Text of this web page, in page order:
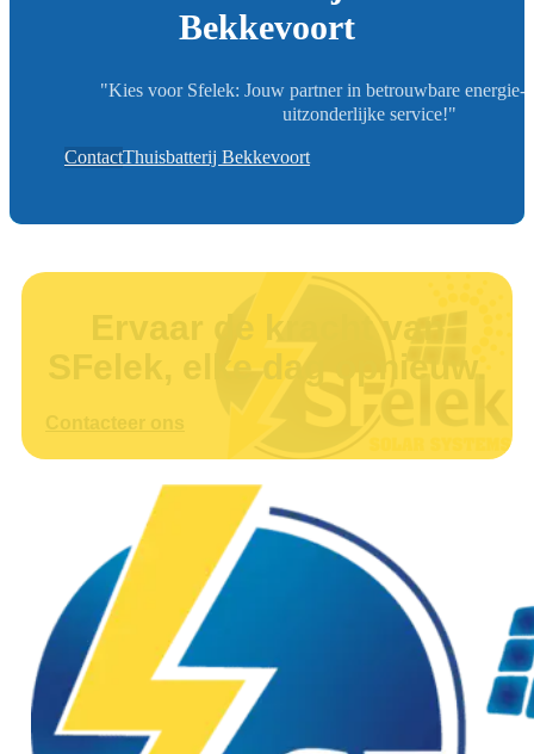
Bekkevoort
"Kies voor Sfelek: Jouw partner in betrouwbare energie-
uitzonderlijke service!"
ContactThuisbatterij Bekkevoort
Ervaar de kracht van
SFelek, elke dag opnieuw.
Contacteer ons